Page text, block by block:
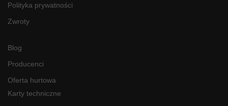
Polityka prywatności
Zwroty
Blog
Producenci
Oferta hurtowa
Karty techniczne